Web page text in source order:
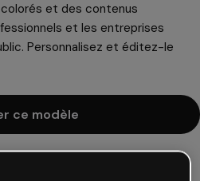
et des contenus
et les entreprises
Personnalisez et éditez-le
ce modèle